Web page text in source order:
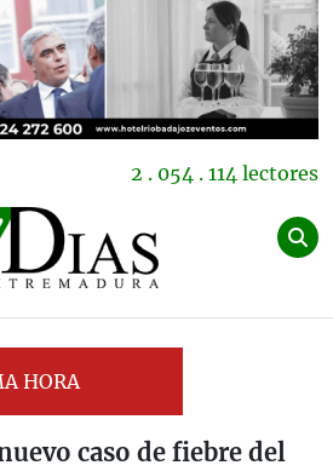
2 . 054 . 114 lectores
HORA
caso de fiebre del